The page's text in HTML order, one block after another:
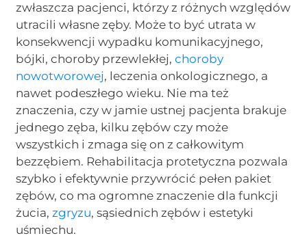
zwłaszcza pacjenci, którzy z różnych względów
utracili własne zęby. Może to być utrata w
konsekwencji wypadku komunikacyjnego,
bójki, choroby przewlekłej,choroby
nowotworowej, leczenia onkologicznego, a
nawet podeszłego wieku. Nie ma też
znaczenia, czy w jamie ustnej pacjenta brakuje
jednego zęba, kilku zębów czy może
wszystkich i zmaga się on z całkowitym
bezzębiem. Rehabilitacja protetyczna pozwala
szybko i efektywnie przywrócić pełen pakiet
zębów, co ma ogromne znaczenie dla funkcji
żucia,zgryzu, sąsiednich zębów i estetyki
uśmiechu.